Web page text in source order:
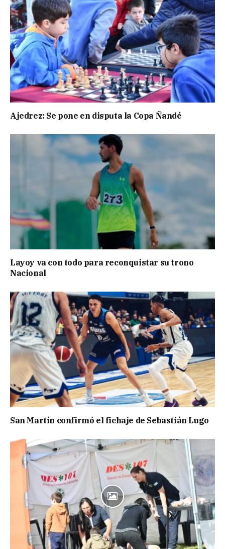
Ajedrez: Se pone en disputa la Copa Ñandé
Layoy va con todo para reconquistar su trono
Nacional
San Martín confirmó el fichaje de Sebastián Lugo